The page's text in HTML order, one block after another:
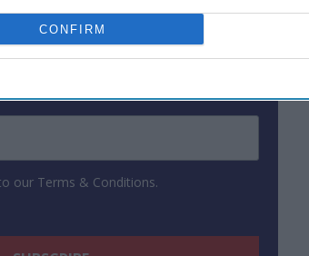
CONFIRM
Here
our Terms & Conditions.